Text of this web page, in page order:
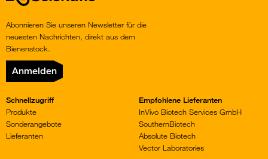
Abonnieren Sie unseren Newsletter für die
neuesten Nachrichten, direkt aus dem
Bienenstock.
Anmelden
Schnellzugriff
Produkte
Sonderangebote
Lieferanten
Empfohlene Lieferanten
InVivo Biotech Services GmbH
SouthernBiotech
Absolute Biotech
Vector Laboratories